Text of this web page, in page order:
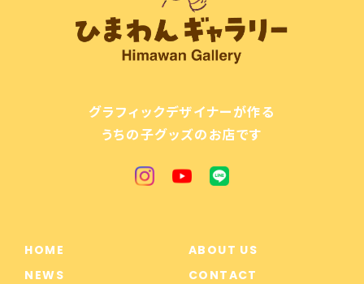
グラフィックデザイナーが作る
うちの子グッズのお店です
HOME
ABOUT US
NEWS
CONTACT